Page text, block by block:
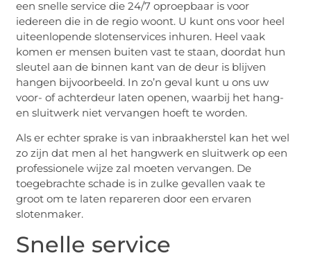
een snelle service die 24/7 oproepbaar is voor
iedereen die in de regio woont. U kunt ons voor heel
uiteenlopende slotenservices inhuren. Heel vaak
komen er mensen buiten vast te staan, doordat hun
sleutel aan de binnen kant van de deur is blijven
hangen bijvoorbeeld. In zo’n geval kunt u ons uw
voor- of achterdeur laten openen, waarbij het hang-
en sluitwerk niet vervangen hoeft te worden.
Als er echter sprake is van inbraakherstel kan het wel
zo zijn dat men al het hangwerk en sluitwerk op een
professionele wijze zal moeten vervangen. De
toegebrachte schade is in zulke gevallen vaak te
groot om te laten repareren door een ervaren
slotenmaker.
Snelle service